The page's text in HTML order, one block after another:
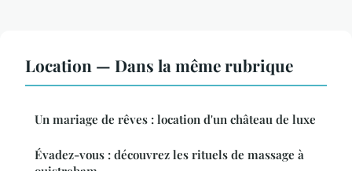
Location — Dans la même rubrique
Un mariage de rêves : location d'un château de luxe
Évadez-vous : découvrez les rituels de massage à